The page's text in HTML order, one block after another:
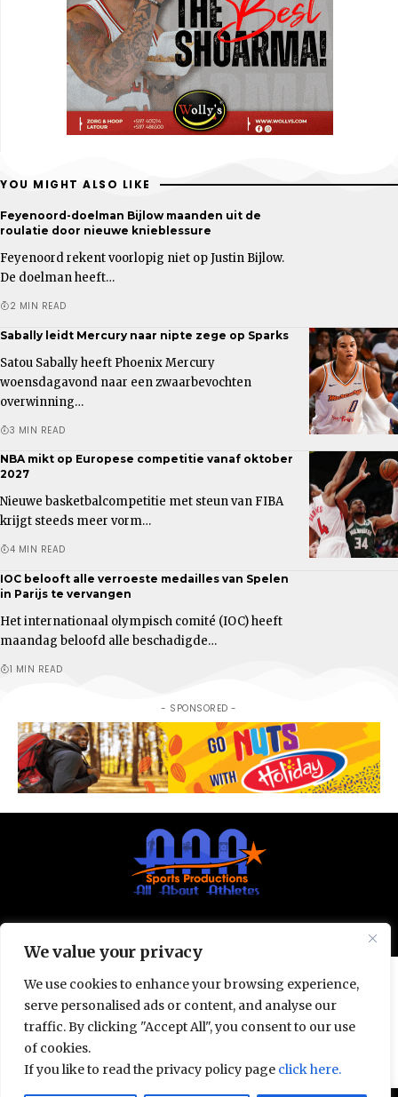
We value your privacy
We use cookies to enhance your browsing experience,
serve personalised ads or content, and analyse our
traffic. By clicking "Accept All", you consent to our use
of cookies.
If you like to read the privacy policy page click here.
YOU MIGHT ALSO LIKE
Feyenoord-doelman Bijlow maanden uit de
roulatie door nieuwe knieblessure
Feyenoord rekent voorlopig niet op Justin Bijlow.
De doelman heeft…
2 MIN READ
Sabally leidt Mercury naar nipte zege op Sparks
Satou Sabally heeft Phoenix Mercury
woensdagavond naar een zwaarbevochten
overwinning…
3 MIN READ
NBA mikt op Europese competitie vanaf oktober
2027
Nieuwe basketbalcompetitie met steun van FIBA
krijgt steeds meer vorm…
4 MIN READ
IOC belooft alle verroeste medailles van Spelen
in Parijs te vervangen
Het internationaal olympisch comité (IOC) heeft
maandag beloofd alle beschadigde…
1 MIN READ
- SPONSORED -